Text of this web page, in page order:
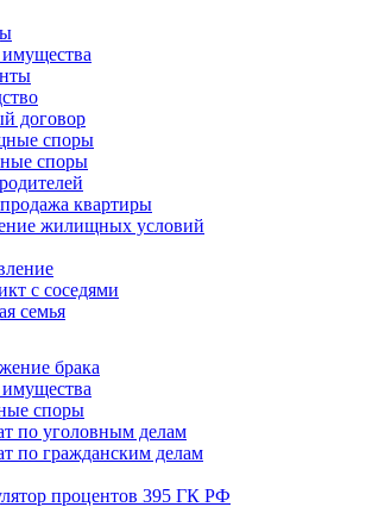
имущества
договор
споры
споры
квартиры
жилищных условий
с соседями
семья
брака
имущества
споры
по уголовным делам
по гражданским делам
процентов 395 ГК РФ